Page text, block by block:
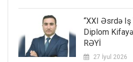
“XXI Əsrdə Iş
Diplom
RƏYİ
27 İyul 2026